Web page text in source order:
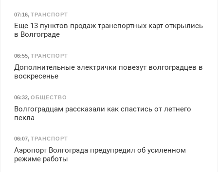
07:16, ТРАНСПОРТ
Еще 13 пунктов продаж транспортных карт открылись
в Волгограде
06:55, ТРАНСПОРТ
Дополнительные электрички повезут волгоградцев в
воскресенье
06:32, ОБЩЕСТВО
Волгоградцам рассказали как спастись от летнего
пекла
06:07, ТРАНСПОРТ
Аэропорт Волгограда предупредил об усиленном
режиме работы